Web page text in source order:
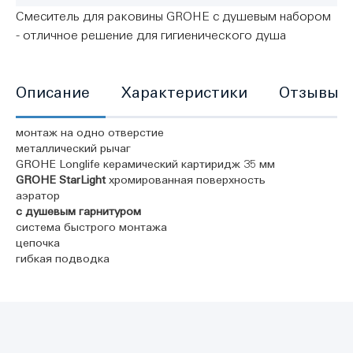
Смеситель для раковины GROHE с душевым набором
- отличное решение для гигиенического душа
Описание
монтаж на одно отверстие
металлический рычаг
GROHE Longlife керамический картиридж 35 мм
GROHE StarLightхромированная поверхность
аэратор
с душевым гарнитуром
система быстрого монтажа
цепочка
гибкая подводка
Характеристики Отзывы